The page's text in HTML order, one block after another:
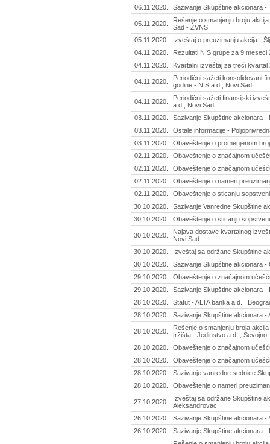
06.11.2020.
Sazivanje Skupštine akcionara -
05.11.2020.
Rešenje o smanjenju broju
Sad - ZVNS
05.11.2020.
Izveštaj o preuzimanju akcija -
04.11.2020.
Rezultati NIS grupe za 9 meseci
04.11.2020.
Kvartalni izveštaj za treći
04.11.2020.
Periodični sažeti konsolidovani
godine - NIS a.d., Novi Sad
04.11.2020.
Periodični sažeti finansijski
a.d., Novi Sad
03.11.2020.
Sazivanje Skupštine akcionara -
03.11.2020.
Ostale informacije -
03.11.2020.
Obaveštenje o promenjenom
02.11.2020.
Obaveštenje o značajnom
02.11.2020.
Obaveštenje o značajnom
02.11.2020.
Obaveštenje o nameri
02.11.2020.
Obaveštenje o sticanju
30.10.2020.
Sazivanje Vanredne Skupštine
30.10.2020.
Obaveštenje o sticanju
30.10.2020.
Najava dostave kvartalnog
Novi Sad
30.10.2020.
Izveštaj sa održane Skupštine
30.10.2020.
Sazivanje Skupštine akcionara -
29.10.2020.
Obaveštenje o značajnom
29.10.2020.
Sazivanje Skupštine akcionara -
28.10.2020.
Statut - ALTA banka a.d. ,
28.10.2020.
Sazivanje Skupštine akcionara -
28.10.2020.
Rešenje o smanjenju broja
tržišta - Jedinstvo a.d. , Sevojno
28.10.2020.
Obaveštenje o značajnom
28.10.2020.
Obaveštenje o značajnom
28.10.2020.
Sazivanje vanredne sednice
28.10.2020.
Obaveštenje o nameri
27.10.2020.
Izveštaj sa održane Skupštine
Aleksandrovac
26.10.2020.
Sazivanje Skupštine akcionara -
26.10.2020.
Sazivanje Skupštine akcionara -